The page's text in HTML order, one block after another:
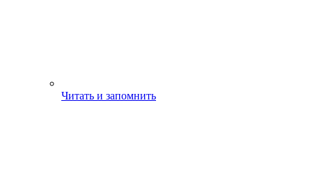
Читать и запомнить